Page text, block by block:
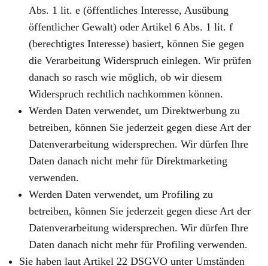
Abs. 1 lit. e (öffentliches Interesse, Ausübung
öffentlicher Gewalt) oder Artikel 6 Abs. 1 lit. f
(berechtigtes Interesse) basiert, können Sie gegen
die Verarbeitung Widerspruch einlegen. Wir prüfen
danach so rasch wie möglich, ob wir diesem
Widerspruch rechtlich nachkommen können.
Werden Daten verwendet, um Direktwerbung zu
betreiben, können Sie jederzeit gegen diese Art der
Datenverarbeitung widersprechen. Wir dürfen Ihre
Daten danach nicht mehr für Direktmarketing
verwenden.
Werden Daten verwendet, um Profiling zu
betreiben, können Sie jederzeit gegen diese Art der
Datenverarbeitung widersprechen. Wir dürfen Ihre
Daten danach nicht mehr für Profiling verwenden.
Sie haben laut Artikel 22 DSGVO unter Umständen